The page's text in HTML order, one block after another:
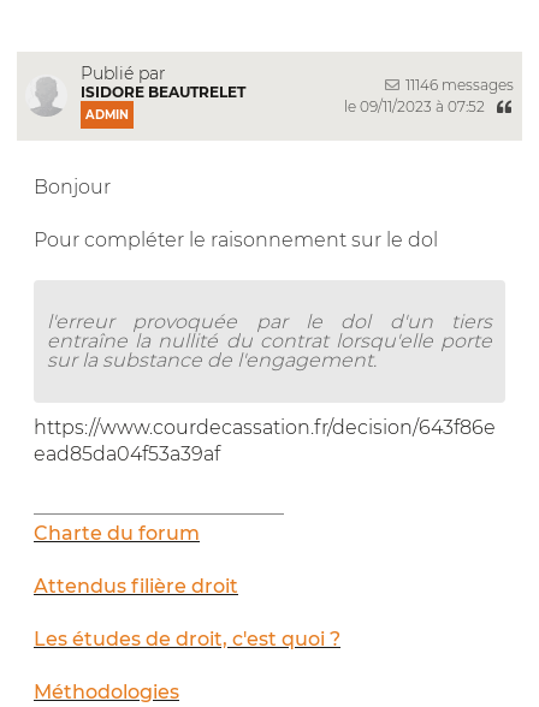
Publié par
ISIDORE BEAUTRELET
ADMIN
11146 messages
le 09/11/2023 à 07:52
Bonjour
Pour compléter le raisonnement sur le dol
l'erreur provoquée par le dol d'un tiers
entraîne la nullité du contrat lorsqu'elle porte
sur la substance de l'engagement.
https://www.courdecassation.fr/decision/643f86e
ead85da04f53a39af
Charte du forum
Attendus filière droit
Les études de droit, c'est quoi ?
Méthodologies